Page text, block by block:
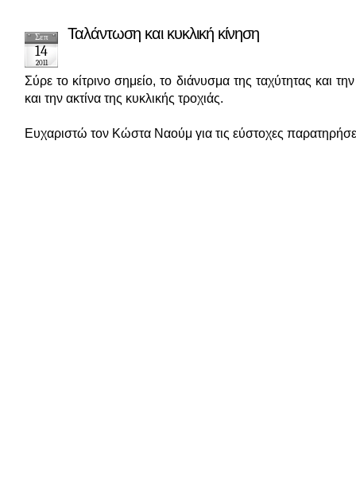
Σεπ
14
2011
Ταλάντωση και κυκλική κίνηση
Σύρε το κίτρινο σημείο, το διάνυσμα της ταχύτητας και
και την ακτίνα της κυκλικής τροχιάς.
Ευχαριστώ τον Κώστα Ναούμ για τις εύστοχες